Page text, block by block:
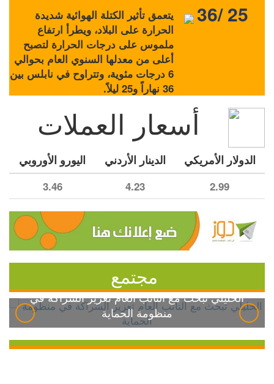
يتعمق تأثير الكتلة الهوائية شديدة
الحرارة على البلاد، ويطرأ ارتفاع
ملموس على درجات الحرارة لتصبح
أعلى من معدلها السنوي العام بحوالي
6 درجات مئوية، وتتراوح في نابلس بين
36 نهاراً و25 ليلاً.
36/ 25
أسعار العملات
الدولار الأمريكي الدينار الأردني اليورو الأوروبي
2.99
4.23
3.46
مجتمع
الخليلي تبحث مع النائب العام تعزيز الشراكة في
منظومة الحماية